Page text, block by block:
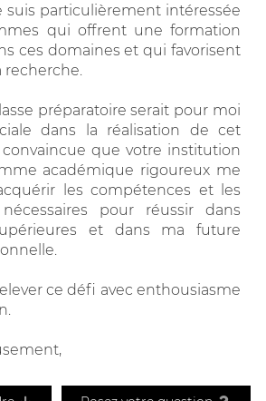
suis particulièrement intéressée
qui offrent une formation
ces domaines et qui favorisent
recherche.
préparatoire serait pour moi
dans la réalisation de cet
que votre institution
académique rigoureux me
les compétences et les
nécessaires pour réussir dans
et dans ma future
ce défi avec enthousiasme